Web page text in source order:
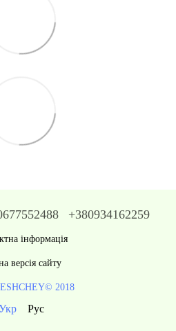
+380934162259
інформація
версія сайту
2018
Рус